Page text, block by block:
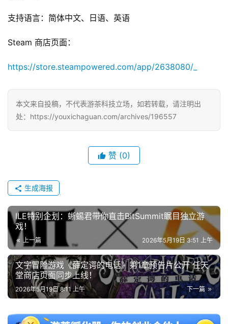
支持语言：简体中文、日语、英语
Steam 商店页面：
https://store.steampowered.com/app/2638080/_
本文来自投稿，不代表游茶科技立场，如若转载，请注明出
处：https://youxichaguan.com/archives/196557
赞 (0)
生成海报
ILE特别企划：蜥蜴君带你直击BitSummit瞩目独立游
戏！
上一篇 2026年5月19日 3:51 上午
文字冒险游戏《薛定谔的电话》第1章预告片公开 任天
堂商店页面同步上线！
下一篇
2026年5月19日 8:11 上午